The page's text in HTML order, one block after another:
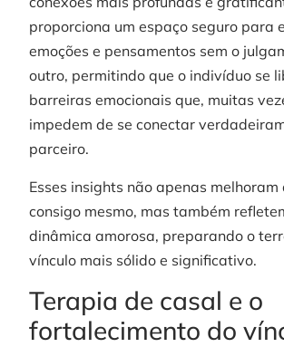
proporciona um espaço seguro para
emoções e pensamentos sem o
outro, permitindo que o indivíduo se
barreiras emocionais que, muitas
impedem de se conectar
parceiro.
Esses insights não apenas
consigo mesmo, mas também
dinâmica amorosa, preparando o
vínculo mais sólido e significativo.
Terapia de casal e o
fortalecimento do